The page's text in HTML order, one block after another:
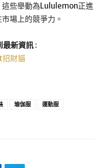
這些舉動為Lululemon正進
場上的競爭力。
新資訊 :
財貓
瑜伽服
運動服